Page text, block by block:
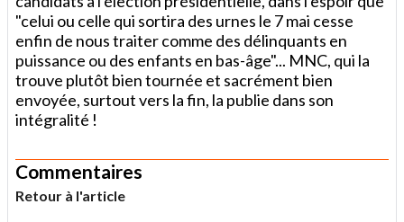
"celui ou celle qui sortira des urnes le 7 mai cesse
enfin de nous traiter comme des délinquants en
puissance ou des enfants en bas-âge"... MNC, qui la
trouve plutôt bien tournée et sacrément bien
envoyée, surtout vers la fin, la publie dans son
intégralité !
Commentaires
Retour à l'article